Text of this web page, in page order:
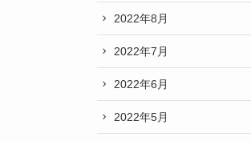
2022年8月
2022年7月
2022年6月
2022年5月